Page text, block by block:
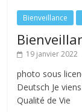
Bienveillance
19 janvier 2022
photo sous
Deutsch Je
Qualité de Vie